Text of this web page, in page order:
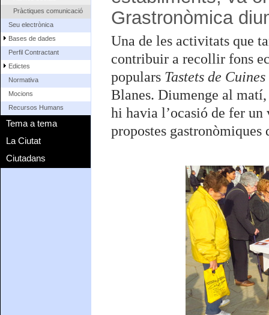
Pràctiques comunicació
Seu electrònica
Bases de dades
Perfil Contractant
Edictes
Normativa
Mocions
Recursos Humans
Tema a tema
La Ciutat
Ciutadans
Grastronòmica
Una de les activitats que
contribuir a recollir fons
populars Tastets de
Blanes. Diumenge al
hi havia l’ocasió de fer
propostes